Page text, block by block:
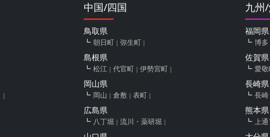
中国/四国
鳥取県
朝日町 弥生町
島根県
松江 代官町 伊勢宮町
岡山県
岡山 倉敷 表町
広島県
八丁堀 流川・薬研堀
九州
福岡県
博多
佐賀県
愛敬
長崎県
長崎
熊本県
上